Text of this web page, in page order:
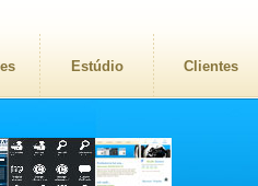
Estúdio Clientes